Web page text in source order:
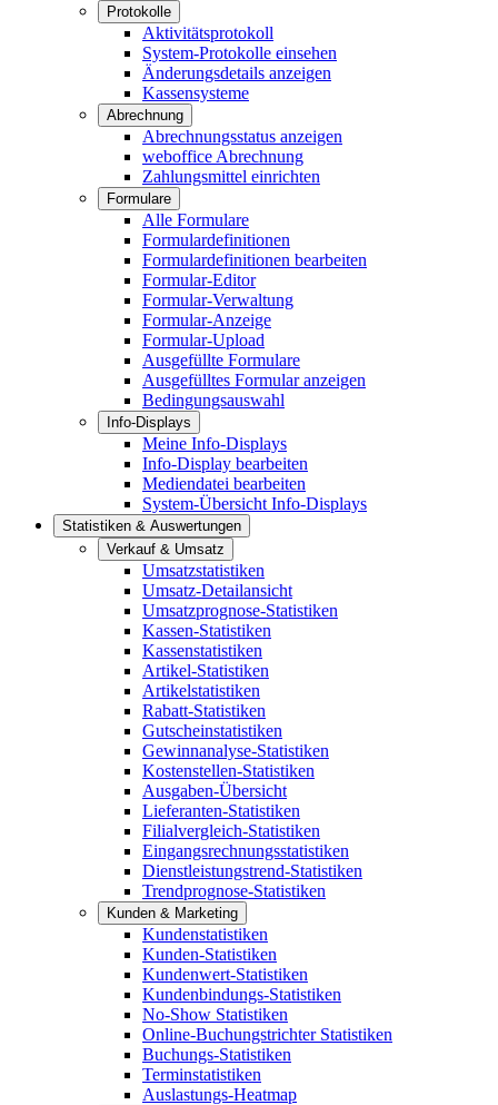
Protokolle
Aktivitätsprotokoll
System-Protokolle einsehen
Änderungsdetails anzeigen
Kassensysteme
Abrechnung
Abrechnungsstatus anzeigen
weboffice Abrechnung
Zahlungsmittel einrichten
Formulare
Alle Formulare
Formulardefinitionen
Formulardefinitionen bearbeiten
Formular-Editor
Formular-Verwaltung
Formular-Anzeige
Formular-Upload
Ausgefüllte Formulare
Ausgefülltes Formular anzeigen
Bedingungsauswahl
Info-Displays
Meine Info-Displays
Info-Display bearbeiten
Mediendatei bearbeiten
System-Übersicht Info-Displays
Statistiken & Auswertungen
Verkauf & Umsatz
Umsatzstatistiken
Umsatz-Detailansicht
Umsatzprognose-Statistiken
Kassen-Statistiken
Kassenstatistiken
Artikel-Statistiken
Artikelstatistiken
Rabatt-Statistiken
Gutscheinstatistiken
Gewinnanalyse-Statistiken
Kostenstellen-Statistiken
Ausgaben-Übersicht
Lieferanten-Statistiken
Filialvergleich-Statistiken
Eingangsrechnungsstatistiken
Dienstleistungstrend-Statistiken
Trendprognose-Statistiken
Kunden & Marketing
Kundenstatistiken
Kunden-Statistiken
Kundenwert-Statistiken
Kundenbindungs-Statistiken
No-Show Statistiken
Online-Buchungstrichter Statistiken
Buchungs-Statistiken
Terminstatistiken
Auslastungs-Heatmap